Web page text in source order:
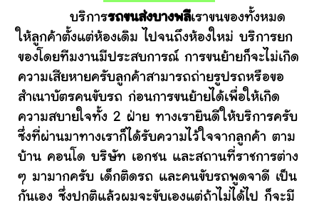
บริการรถขนส่งบางพลีเราขนของทั้งหมด
ให้ลูกค้าตั้งแต่ห้องเดิม ไปจนถึงห้องใหม่ บริการยก
ของโดยทีมงานมีประสบการณ์ การขนย้ายก็จะไม่เกิด
ความเสียหายครับลูกค้าสามารถถ่ายรูปรถหรือขอ
สำเนาบัตรคนขับรถ ก่อนการขนย้ายได้เพื่อให้เกิด
ความสบายใจทั้ง 2 ฝ่าย ทางเรายินดีให้บริการครับ
ซึ่งที่ผ่านมาทางเราก็ได้รับความไว้ใจจากลูกค้า ตาม
บ้าน คอนโด บริษัท เอกชน และสถานที่ราชการต่าง
ๆ มามากครับ เด็กติดรถ และคนขับรถพูดจาดี เป็น
กันเอง ซึ่งปกติแล้วผมจะขับเองแต่ถ้าไม่ได้ไป ก็จะมี